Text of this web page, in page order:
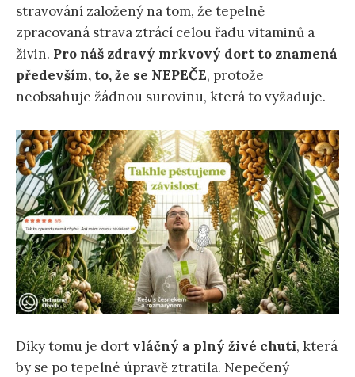
stravování založený na tom, že tepelně
zpracovaná strava ztrácí celou řadu vitaminů a
živin. Pro náš zdravý mrkvový dort to znamená
především, to, že se NEPEČE, protože
neobsahuje žádnou surovinu, která to vyžaduje.
Díky tomu je dort vláčný a plný živé chuti, která
by se po tepelné úpravě ztratila. Nepečený